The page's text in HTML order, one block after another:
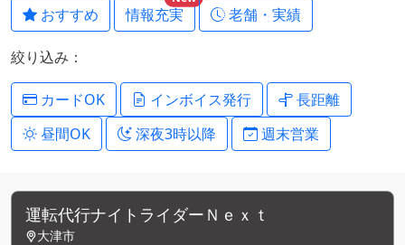
おすすめ 情報充実 老舗・実績
絞り込み：
カードOK インボイス発行
長距離
昼間OK
深夜3時以降 週末営業
運転代行ナイトライダーＮｅｘｔ
大津市